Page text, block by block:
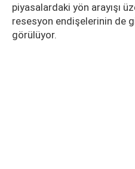
piyasalardaki yön arayışı
resesyon endişelerinin de
görülüyor.